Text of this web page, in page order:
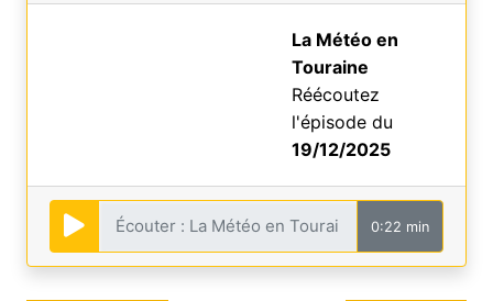
La Météo en
Touraine
Réécoutez
l'épisode du
19/12/2025
0:22 min